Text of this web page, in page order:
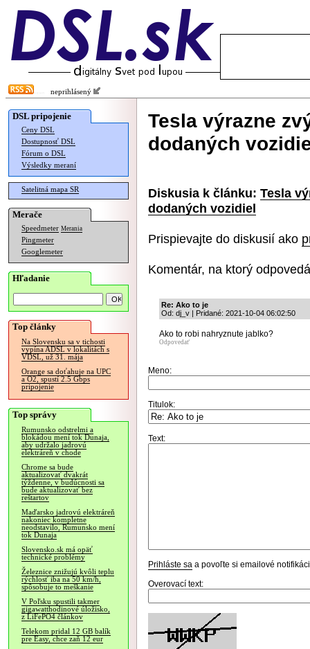
neprihlásený
DSL pripojenie
Ceny DSL
Dostupnosť DSL
Fórum o DSL
Výsledky meraní
Satelitná mapa SR
Merače
Speedmeter Merania
Pingmeter
Googlemeter
Hľadanie
Top články
Na Slovensku sa v tichosti
vypína ADSL v lokalitách s
VDSL, už 31. mája
Orange sa doťahuje na UPC
a O2, spustí 2.5 Gbps
pripojenie
Top správy
Rumunsko odstrelmi a
blokádou mení tok Dunaja,
aby udržalo jadrovú
elektráreň v chode
Chrome sa bude
aktualizovať dvakrát
týždenne, v budúcnosti sa
bude aktualizovať bez
reštartov
Maďarsko jadrovú elektráreň
nakoniec kompletne
neodstavilo, Rumunsko mení
tok Dunaja
Slovensko.sk má opäť
technické problémy
Železnice znižujú kvôli teplu
rýchlosť iba na 50 km/h,
spôsobuje to meškanie
V Poľsku spustili takmer
gigawatthodinové úložisko,
z LiFePO4 článkov
Telekom pridal 12 GB balík
pre Easy, chce zaň 12 eur
Tesla výrazne
dodaných
Diskusia k článku: Tesla
dodaných vozidiel
Prispievajte do diskusií ako
Komentár, na ktorý
Re: Ako to je
Od: dj_v | Pridané: 2021-10-04 06:02:50
Ako to robi nahryznute jablko?
Odpovedať
Meno:
Titulok:
Text:
Prihláste sa a povoľte si emailové
Overovací text: